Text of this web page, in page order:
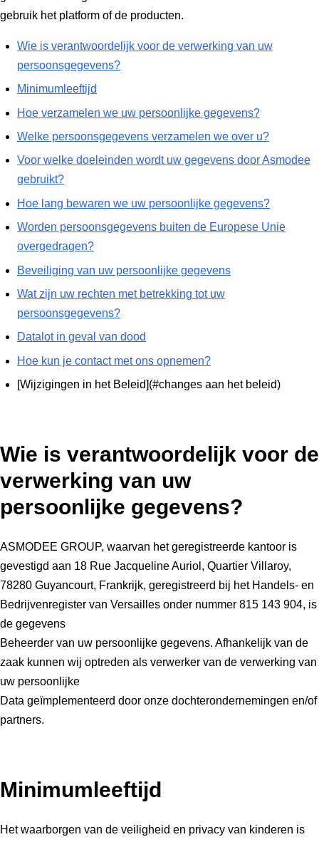
gebruik het platform of de producten.
Wie is verantwoordelijk voor de verwerking van uw
persoonsgegevens?
Minimumleeftijd
Hoe verzamelen we uw persoonlijke gegevens?
Welke persoonsgegevens verzamelen we over u?
Voor welke doeleinden wordt uw gegevens door Asmodee
gebruikt?
Hoe lang bewaren we uw persoonlijke gegevens?
Worden persoonsgegevens buiten de Europese Unie
overgedragen?
Beveiliging van uw persoonlijke gegevens
Wat zijn uw rechten met betrekking tot uw
persoonsgegevens?
Datalot in geval van dood
Hoe kun je contact met ons opnemen?
[Wijzigingen in het Beleid](#changes aan het beleid)
Wie is verantwoordelijk voor de
verwerking van uw
persoonlijke gegevens?
ASMODEE GROUP, waarvan het geregistreerde kantoor is
gevestigd aan 18 Rue Jacqueline Auriol, Quartier Villaroy,
78280 Guyancourt, Frankrijk, geregistreerd bij het Handels- en
Bedrijvenregister van Versailles onder nummer 815 143 904, is
de gegevens
Beheerder van uw persoonlijke gegevens. Afhankelijk van de
zaak kunnen wij optreden als verwerker van de verwerking van
uw persoonlijke
Data geïmplementeerd door onze dochterondernemingen en/of
partners.
Minimumleeftijd
Het waarborgen van de veiligheid en privacy van kinderen is